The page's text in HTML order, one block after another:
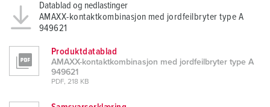
Datablad og nedlastinger
AMAXX-kontaktkombinasjon med jordfeilbryter type A
949621
Produktdatablad
AMAXX-kontaktkombinasjon med jordfeilbryter type A
949621
PDF, 218 KB